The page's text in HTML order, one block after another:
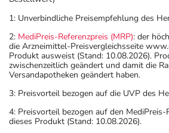
1: Unverbindliche Preisempfehlung des
2: MediPreis-Referenzpreis (MRP): der
die Arzneimittel-Preisvergleichsseite
Produkt ausweist (Stand: 10.08.2026).
zwischenzeitlich geändert und damit die
Versandapotheken geändert haben.
3: Preisvorteil bezogen auf die UVP des
4: Preisvorteil bezogen auf den MediPreis-
dieses Produkt (Stand: 10.08.2026).